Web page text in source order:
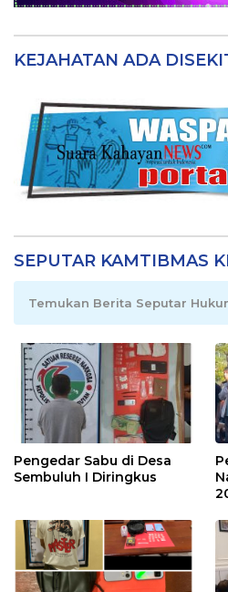
KEJAHATAN ADA
SEPUTAR KAMTIBMAS
Temukan Berita Seputar
Pengedar Sabu di Desa
Sembuluh I Diringkus